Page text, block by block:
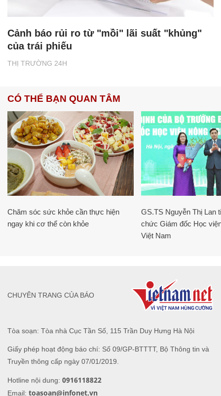
THỊ TRƯỜNG 24H
Cảnh báo rủi ro từ "mồi" lãi suất "khủng"
của trái phiếu
CÓ THỂ BẠN QUAN TÂM
Chăm sóc sức khỏe cần thực hiện
ngay khi cơ thể còn khỏe
GS.TS Nguyễn Thị Lan
chức Giám đốc Học
Việt Nam
Tòa soạn: Tòa nhà Cục Tần Số, 115 Trần Duy Hưng Hà Nội
Giấy phép hoạt động báo chí: Số 09/GP-BTTTT, Bộ Thông tin và
Truyền thông cấp ngày 07/01/2019.
Hotline nội dung: 0916118822
Email: toasoan@infonet.vn
CHUYÊN TRANG CỦA BÁO